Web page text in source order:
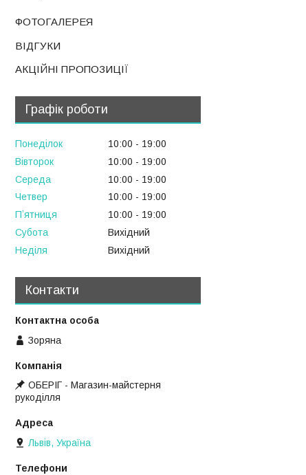
ФОТОГАЛЕРЕЯ
ВІДГУКИ
АКЦІЙНІ ПРОПОЗИЦІЇ
Графік роботи
Понеділок 10:00
19:00
Вівторок
10:00
19:00
Середа
10:00
19:00
Четвер
10:00
19:00
Пʼятниця
10:00
19:00
Субота
Вихідний
Неділя
Вихідний
Контакти
Зоряна
ОБЕРІГ - Магазин-майстерня
рукоділля
Львів, Україна